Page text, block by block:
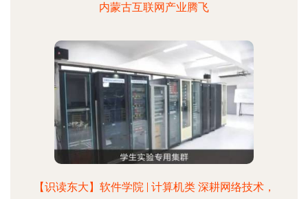
内蒙古互联网产业腾飞
【识读东大】软件学院 | 计算机类 深耕网络技术，